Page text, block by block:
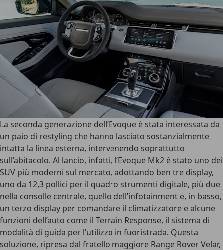
La seconda generazione dell’Evoque è stata interessata da
un paio di restyling che hanno lasciato sostanzialmente
intatta la linea esterna, intervenendo soprattutto
sull’abitacolo. Al lancio, infatti, l’Evoque Mk2 è stato uno dei
SUV più moderni sul mercato, adottando ben tre display,
uno da 12,3 pollici per il quadro strumenti digitale, più due
nella consolle centrale, quello dell’infotainment e, in basso,
un terzo display per comandare il climatizzatore e alcune
funzioni dell’auto come il Terrain Response, il sistema di
modalità di guida per l’utilizzo in fuoristrada. Questa
soluzione, ripresa dal fratello maggiore Range Rover Velar,